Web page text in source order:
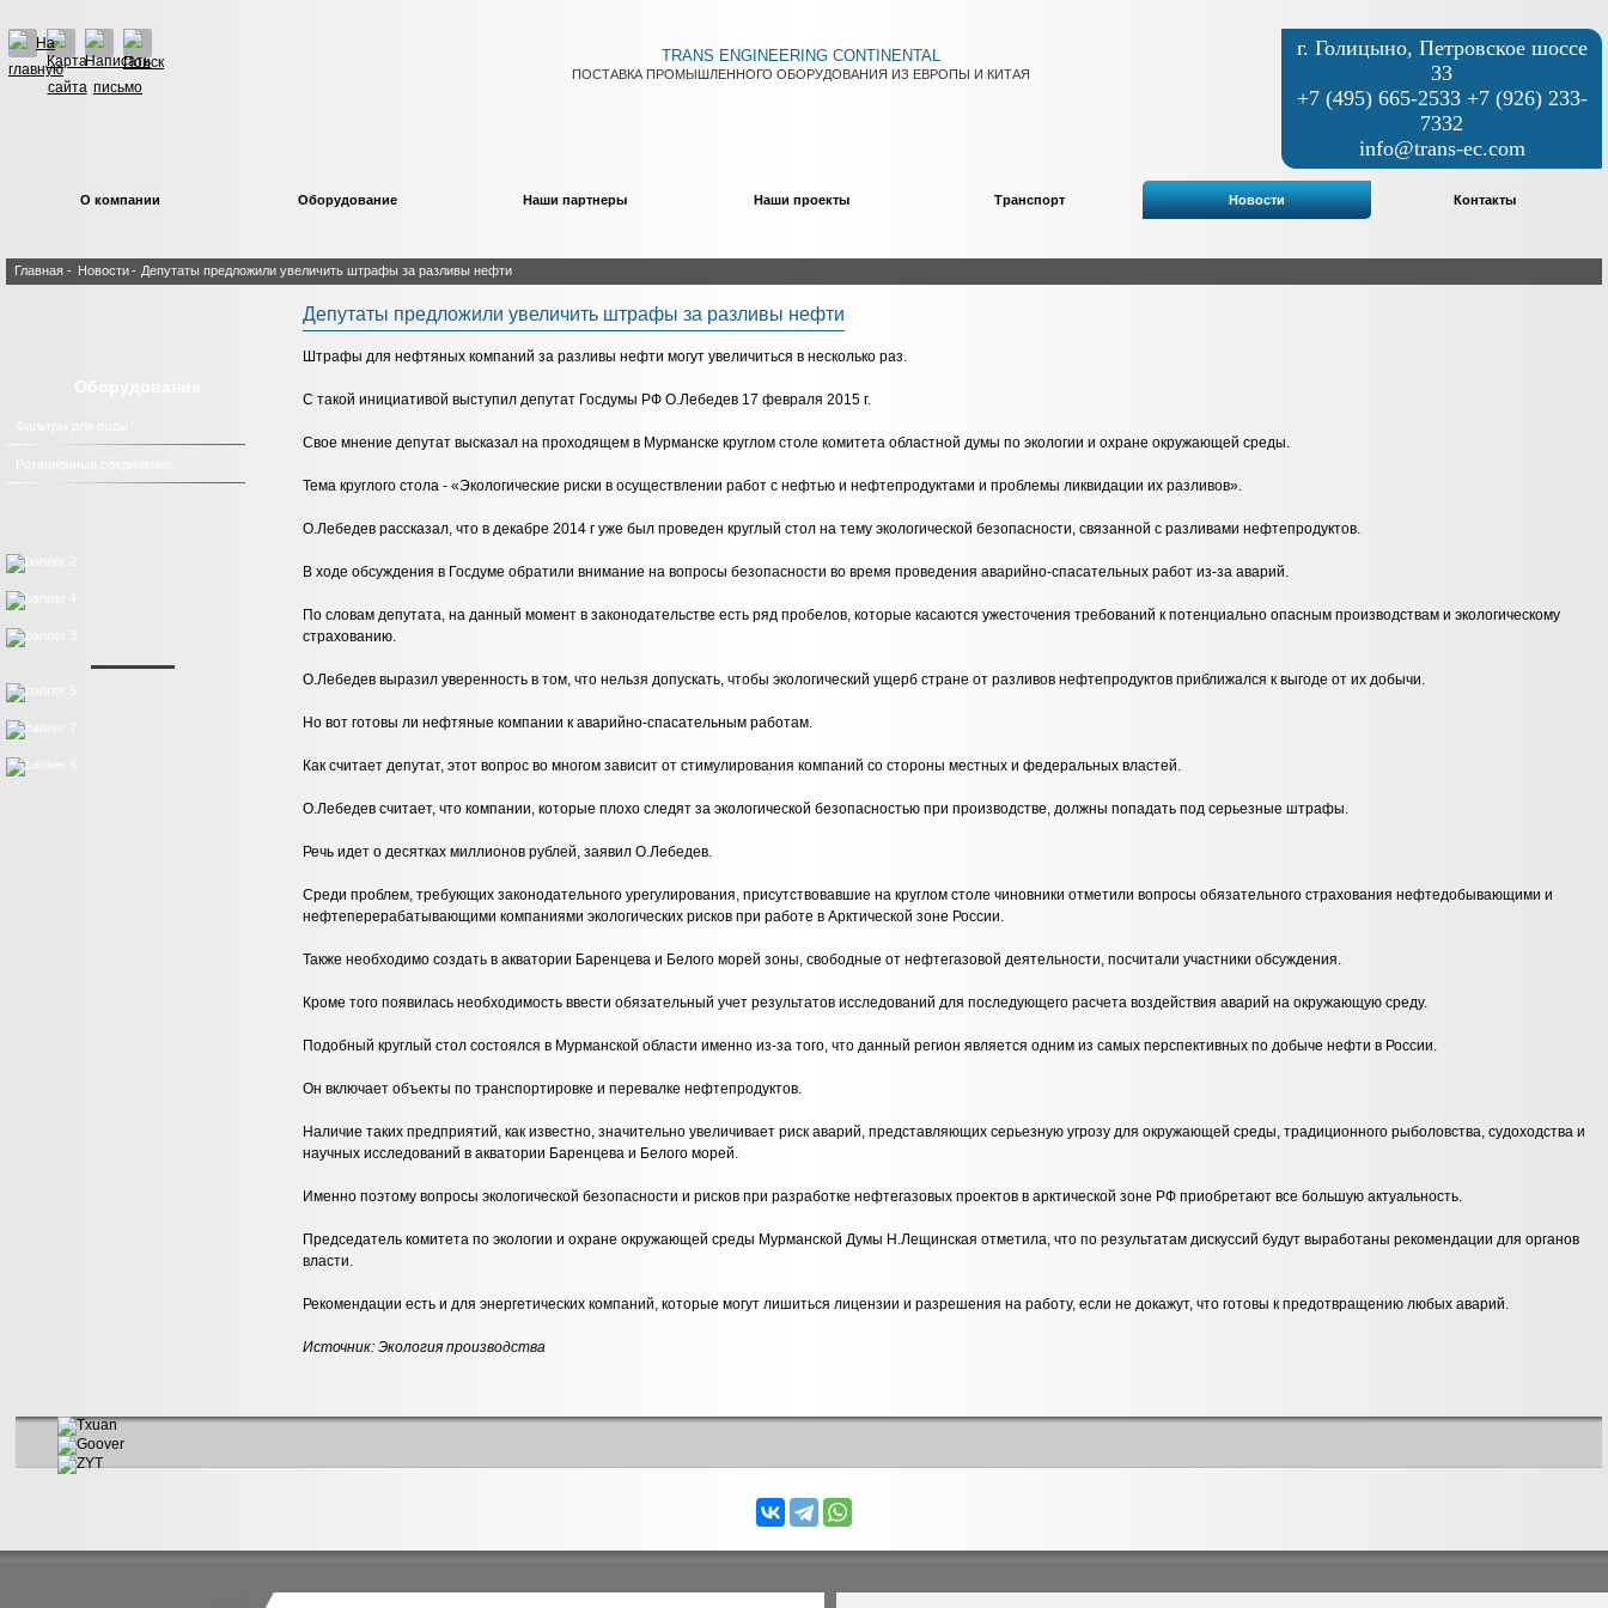
TRANS ENGINEERING CONTINENTAL
ПОСТАВКА ПРОМЫШЛЕННОГО ОБОРУДОВАНИЯ ИЗ ЕВРОПЫ И КИТАЯ
г. Голицыно, Петровское шоссе
33
+7 (495) 665-2533 +7 (926) 233-
7332
info@trans-ec.com
О компании Оборудование Наши партнеры Наши проекты Транспорт Новости Контакты
Главная - Новости-Депутаты предложили увеличить штрафы за разливы нефти
Депутаты предложили увеличить штрафы за разливы нефти
Штрафы для нефтяных компаний за разливы нефти могут увеличиться в несколько раз.
С такой инициативой выступил депутат Госдумы РФ О.Лебедев 17 февраля 2015 г.
Свое мнение депутат высказал на проходящем в Мурманске круглом столе комитета областной думы по экологии и охране окружающей среды.
Тема круглого стола - «Экологические риски в осуществлении работ с нефтью и нефтепродуктами и проблемы ликвидации их разливов».
О.Лебедев рассказал, что в декабре 2014 г уже был проведен круглый стол на тему экологической безопасности, связанной с разливами нефтепродуктов.
В ходе обсуждения в Госдуме обратили внимание на вопросы безопасности во время проведения аварийно-спасательных работ из-за аварий.
По словам депутата, на данный момент в законодательстве есть ряд пробелов, которые касаются ужесточения требований к потенциально опасным производствам и экологическому
страхованию.
О.Лебедев выразил уверенность в том, что нельзя допускать, чтобы экологический ущерб стране от разливов нефтепродуктов приближался к выгоде от их добычи.
Но вот готовы ли нефтяные компании к аварийно-спасательным работам.
Как считает депутат, этот вопрос во многом зависит от стимулирования компаний со стороны местных и федеральных властей.
О.Лебедев считает, что компании, которые плохо следят за экологической безопасностью при производстве, должны попадать под серьезные штрафы.
Речь идет о десятках миллионов рублей, заявил О.Лебедев.
Среди проблем, требующих законодательного урегулирования, присутствовавшие на круглом столе чиновники отметили вопросы обязательного страхования нефтедобывающими и
нефтеперерабатывающими компаниями экологических рисков при работе в Арктической зоне России.
Также необходимо создать в акватории Баренцева и Белого морей зоны, свободные от нефтегазовой деятельности, посчитали участники обсуждения.
Кроме того появилась необходимость ввести обязательный учет результатов исследований для последующего расчета воздействия аварий на окружающую среду.
Подобный круглый стол состоялся в Мурманской области именно из-за того, что данный регион является одним из самых перспективных по добыче нефти в России.
Он включает объекты по транспортировке и перевалке нефтепродуктов.
Наличие таких предприятий, как известно, значительно увеличивает риск аварий, представляющих серьезную угрозу для окружающей среды, традиционного рыболовства, судоходства и
научных исследований в акватории Баренцева и Белого морей.
Именно поэтому вопросы экологической безопасности и рисков при разработке нефтегазовых проектов в арктической зоне РФ приобретают все большую актуальность.
Председатель комитета по экологии и охране окружающей среды Мурманской Думы Н.Лещинская отметила, что по результатам дискуссий будут выработаны рекомендации для органов
власти.
Рекомендации есть и для энергетических компаний, которые могут лишиться лицензии и разрешения на работу, если не докажут, что готовы к предотвращению любых аварий.
Источник:Экология производства